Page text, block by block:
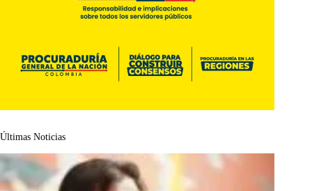
Últimas Noticias